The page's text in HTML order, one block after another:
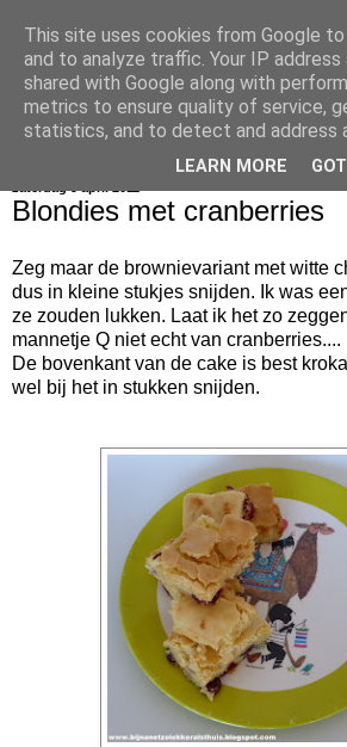
bijna net zo
Blondies met cranberries
Zeg maar de brownievariant met witte
dus in kleine stukjes snijden. Ik was
ze zouden lukken. Laat ik het zo
mannetje Q niet echt van cranberries....
De bovenkant van de cake is best
wel bij het in stukken snijden.
This site uses cookies from Google
and to analyze traffic. Your IP address
shared with Google along with
metrics to ensure quality of service,
statistics, and to detect and address
LEARN MORE